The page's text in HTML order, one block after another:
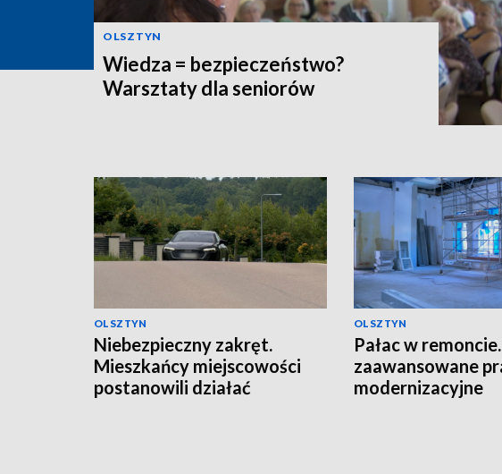
OLSZTYN
Wiedza = bezpieczeństwo?
Warsztaty dla seniorów
OLSZTYN
Niebezpieczny zakręt.
Mieszkańcy miejscowości
postanowili działać
OLSZTYN
Pałac w
zaawansowane
modernizacyjne